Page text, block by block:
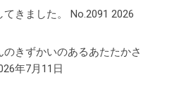
きました。 No.2091 2026
きずかいのあるあたたかさ
年7月11日